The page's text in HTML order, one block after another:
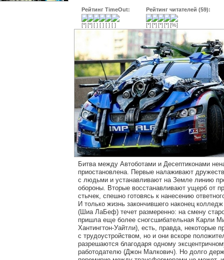
Рейтинг TimeOut: Рейтинг читателей (59):
Битва между Автоботами и Десептиконами
приоcтановлена. Первые налаживают
с людьми и устанавливают на Земле линию
обороны. Вторые восстанавливают ущерб от
стычек, спешно готовясь к нанесению
И только жизнь закончившего наконец
(Шиа ЛаБеф) течет размеренно: на смену
пришла еще более сногсшибательная Карли
Хантингтон-Уайтли), есть, правда, некоторые
с трудоустройством, но и они вскоре
разрешаются благодаря одному
работодателю (Джон Малкович). Но долго